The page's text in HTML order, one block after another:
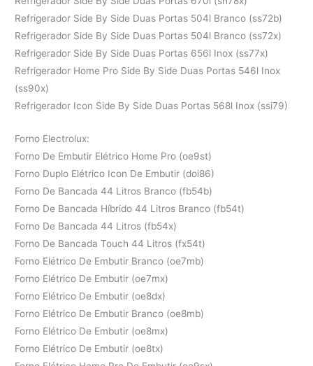
Refrigerador Side By Side Duas Portas 504l Branco (ss72b)
Refrigerador Side By Side Duas Portas 504l Branco (ss72x)
Refrigerador Side By Side Duas Portas 656l Inox (ss77x)
Refrigerador Home Pro Side By Side Duas Portas 546l Inox
(ss90x)
Refrigerador Icon Side By Side Duas Portas 568l Inox (ssi79)
Forno Electrolux:
Forno De Embutir Elétrico Home Pro (oe9st)
Forno Duplo Elétrico Icon De Embutir (doi86)
Forno De Bancada 44 Litros Branco (fb54b)
Forno De Bancada Híbrido 44 Litros Branco (fb54t)
Forno De Bancada 44 Litros (fb54x)
Forno De Bancada Touch 44 Litros (fx54t)
Forno Elétrico De Embutir Branco (oe7mb)
Forno Elétrico De Embutir (oe7mx)
Forno Elétrico De Embutir (oe8dx)
Forno Elétrico De Embutir Branco (oe8mb)
Forno Elétrico De Embutir (oe8mx)
Forno Elétrico De Embutir (oe8tx)